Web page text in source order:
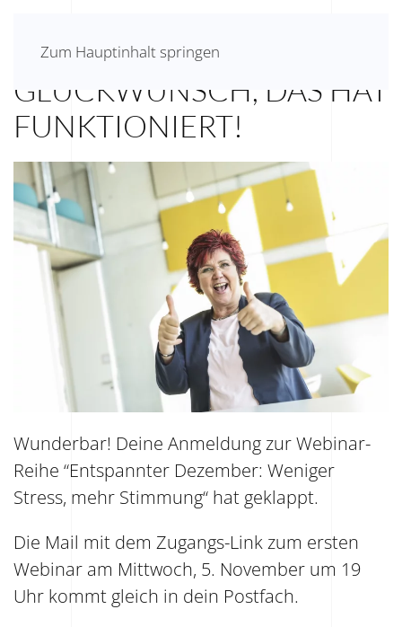
Zum Hauptinhalt springen
HERZLICHEN
GLÜCKWUNSCH, DAS HAT
FUNKTIONIERT!
Wunderbar! Deine Anmeldung zur Webinar-
Reihe “Entspannter Dezember: Weniger
Stress, mehr Stimmung“ hat geklappt.
Die Mail mit dem Zugangs-Link zum ersten
Webinar am Mittwoch, 5. November um 19
Uhr kommt gleich in dein Postfach.